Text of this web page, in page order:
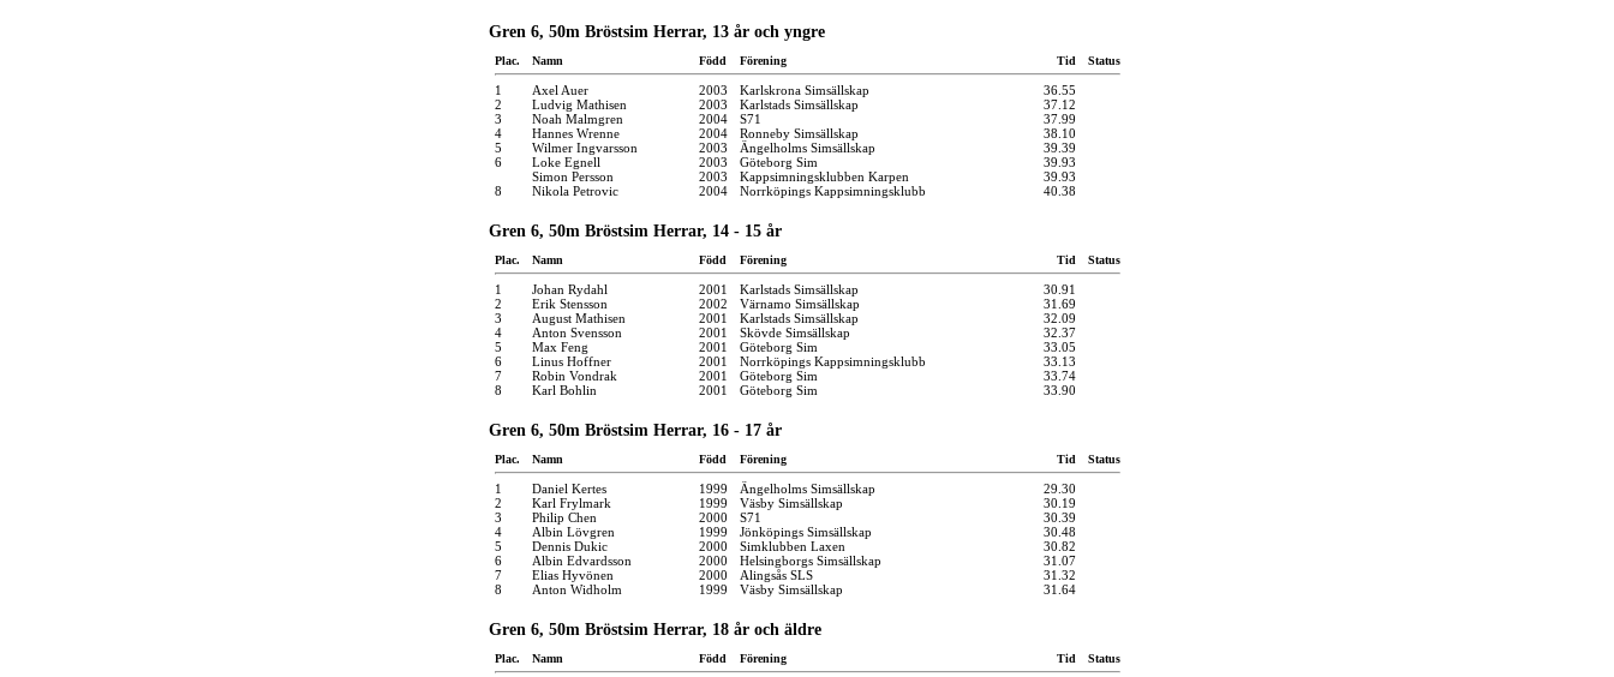
Gren 6, 50m Bröstsim Herrar, 13 år och yngre
Plac. Namn Född Förening Tid Status
1 Axel Auer 2003 Karlskrona Simsällskap
36.55
2
Ludvig Mathisen 2003 Karlstads Simsällskap
37.12
3
Noah Malmgren 2004 S71
37.99
4
Hannes Wrenne 2004 Ronneby Simsällskap
38.10
5
Wilmer Ingvarsson 2003 Ängelholms Simsällskap
39.39
6
Loke Egnell 2003 Göteborg Sim
39.93
Simon Persson
2003 Kappsimningsklubben Karpen
39.93
8
Nikola Petrovic 2004 Norrköpings Kappsimningsklubb 40.38
Gren 6, 50m Bröstsim Herrar, 14 - 15 år
Plac. Namn Född Förening Tid Status
1 Johan Rydahl 2001 Karlstads Simsällskap
30.91
2
Erik Stensson 2002 Värnamo Simsällskap
31.69
3
August Mathisen 2001 Karlstads Simsällskap
32.09
4
Anton Svensson 2001 Skövde Simsällskap
32.37
5
Max Feng 2001 Göteborg Sim
33.05
6
Linus Hoffner 2001 Norrköpings Kappsimningsklubb
33.13
7
Robin Vondrak 2001 Göteborg Sim
33.74
8
Karl Bohlin 2001 Göteborg Sim 33.90
Gren 6, 50m Bröstsim Herrar, 16 - 17 år
Plac. Namn Född Förening Tid Status
1 Daniel Kertes 1999 Ängelholms Simsällskap
29.30
2
Karl Frylmark 1999 Väsby Simsällskap
30.19
3
Philip Chen 2000 S71
30.39
4
Albin Lövgren 1999 Jönköpings Simsällskap
30.48
5
Dennis Dukic 2000 Simklubben Laxen
30.82
6
Albin Edvardsson 2000 Helsingborgs Simsällskap
31.07
7
Elias Hyvönen 2000 Alingsås SLS
31.32
8
Anton Widholm 1999 Väsby Simsällskap 31.64
Gren 6, 50m Bröstsim Herrar, 18 år och äldre
Plac. Namn Född Förening Tid Status